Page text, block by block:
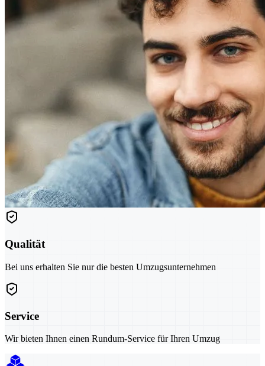
Qualität
Bei uns erhalten Sie nur die besten Umzugsunternehmen
Service
Wir bieten Ihnen einen Rundum-Service für Ihren Umzug